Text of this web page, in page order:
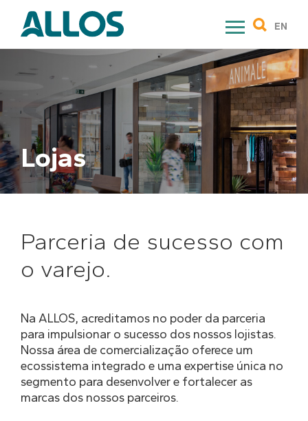
content
EN
Lojas
Parceria de sucesso com
o varejo.
Na ALLOS, acreditamos no poder da parceria
para impulsionar o sucesso dos nossos lojistas.
Nossa área de comercialização oferece um
ecossistema integrado e uma expertise única no
segmento para desenvolver e fortalecer as
marcas dos nossos parceiros.